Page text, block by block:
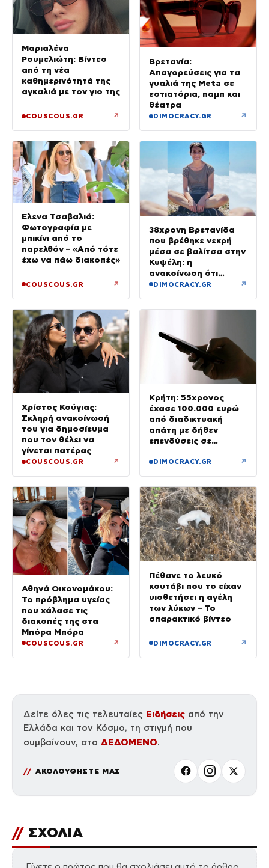
Μαριαλένα
Ρουμελιώτη: Βίντεο
από τη νέα
καθημερινότητά της
αγκαλιά με τον γιο της
COUSCOUS.GR ↗
Βρετανία:
Απαγορεύσεις για τα
γυαλιά της Meta σε
εστιατόρια, παμπ και
θέατρα
DIMOCRACY.GR ↗
Έλενα Τσαβαλιά:
Φωτογραφία με
μπικίνι από το
παρελθόν – «Από τότε
έχω να πάω διακοπές»
COUSCOUS.GR ↗
38χρονη Βρετανίδα
που βρέθηκε νεκρή
μέσα σε βαλίτσα στην
Κυψέλη: η
ανακοίνωση ότι
«αφιέρωσε τη ζωή
DIMOCRACY.GR ↗
Χρίστος Κούγιας:
Σκληρή ανακοίνωσή
του για δημοσίευμα
που τον θέλει να
γίνεται πατέρας
COUSCOUS.GR ↗
Κρήτη: 55χρονος
έχασε 100.000 ευρώ
από διαδικτυακή
απάτη με δήθεν
επενδύσεις σε
DIMOCRACY.GR ↗
Αθηνά Οικονομάκου:
Το πρόβλημα υγείας
που χάλασε τις
διακοπές της στα
Μπόρα Μπόρα
COUSCOUS.GR ↗
Πέθανε το λευκό
κουτάβι που το είχαν
υιοθετήσει η αγέλη
των λύκων – Το
σπαρακτικό βίντεο
DIMOCRACY.GR ↗
Δείτε όλες τις τελευταίες Ειδήσεις από την
Ελλάδα και τον Κόσμο, τη στιγμή που
συμβαίνουν, στο ΔΕΔΟΜΕΝΟ.
ΑΚΟΛΟΥΘΗΣΤΕ ΜΑΣ
// ΣΧΟΛΙΑ